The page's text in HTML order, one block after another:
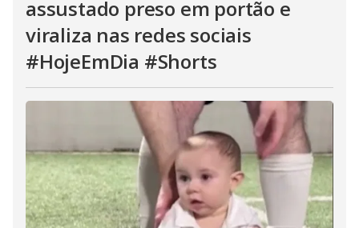
assustado preso em portão e
viraliza nas redes sociais
#HojeEmDia #Shorts